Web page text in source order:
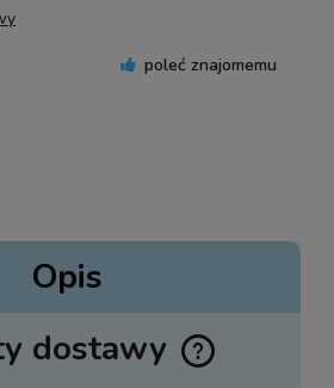
poleć znajomemu
Opis
dostawy
kosztów płatności